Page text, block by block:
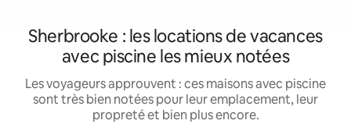
Sherbrooke : les locations de vacances
avec piscine les mieux notées
Les voyageurs approuvent : ces maisons avec piscine
sont très bien notées pour leur emplacement, leur
propreté et bien plus encore.